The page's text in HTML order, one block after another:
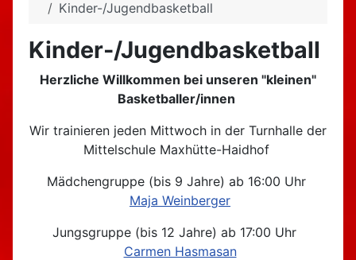
Kinder-/Jugendbasketball
Kinder-/Jugendbasketball
Herzliche Willkommen bei unseren "kleinen"
Basketballer/innen
Wir trainieren jeden Mittwoch in der Turnhalle der
Mittelschule Maxhütte-Haidhof
Mädchengruppe (bis 9 Jahre) ab 16:00 Uhr
Maja Weinberger
Jungsgruppe (bis 12 Jahre) ab 17:00 Uhr
Carmen Hasmasan